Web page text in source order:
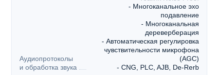
Аудиопротоколы
и обработка звука
- Многоканальное эхо
подавление
- Многоканальная
дереверберация
- Автоматическая регулировка
чувствительности микрофона
(AGC)
- CNG, PLC, AJB, De-Rerb